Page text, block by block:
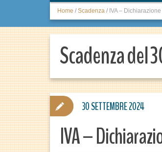
Home / Scadenza / IVA –
Scadenza del
IVA –
30 SETTEMBRE 2024